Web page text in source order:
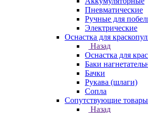
Пневматические
Ручные для
Электрические
Оснастка для
Назад
Оснастка для
Баки
Бачки
Рукава (шлаги)
Сопла
Сопутствующие товары
Назад